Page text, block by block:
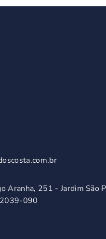
Aranha, 251 - Jardim São
090